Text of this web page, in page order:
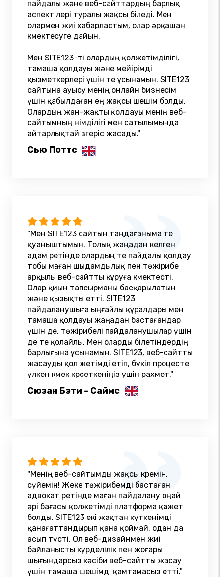
пайдалы және веб-сайттардың барлық
аспектілері туралы жақсы біледі. Мен
олармен жиі хабарластым, олар әрқашан
көмектесуге дайын.
Мен SITE123-ті олардың қолжетімділігі,
тамаша қолдауы және мейірімді
қызметкерлері үшін өте ұсынамын. SITE123
сайтына ауысу менің онлайн бизнесім
үшін қабылдаған ең жақсы шешім болды.
Олардың жан-жақты қолдауы менің веб-
сайтымның өнімділігі мен сатылымында
айтарлықтай өзгеріс жасады."
Сью Поттс
"Мен SITE123 сайтын таңдағаныма өте
қуаныштымын. Толық жаңадан келген
адам ретінде олардың өте пайдалы қолдау
тобы маған шыдамдылық пен тәжірибе
арқылы веб-сайтты құруға көмектесті.
Олар қиын тапсырманы басқарылатын
және қызықты етті. SITE123
пайдаланушыға ыңғайлы құралдары мен
тамаша қолдауы жаңадан бастағандар
үшін де, тәжірибелі пайдаланушылар үшін
де өте қолайлы. Мен оларды білетіндердің
барлығына ұсынамын. SITE123, веб-сайтты
жасауды қол жетімді етіп, бүкіл процесте
үлкен көмек көрсеткеніңіз үшін рахмет."
Сюзан Бэти - Саймс
"Менің веб-сайтымды жақсы көремін,
сүйемін! Жеке тәжірибемді бастаған
адвокат ретінде маған пайдалану оңай
әрі бағасы қолжетімді платформа қажет
болды. SITE123 екі жақтан күткенімді
қанағаттандырып қана қоймай, одан да
асып түсті. Ол веб-дизайнмен жиі
байланысты күрделілік пен жоғары
шығындарсыз кәсіби веб-сайтты жасау
үшін тамаша шешімді қамтамасыз етті."